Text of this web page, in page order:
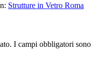
Strutture in Vetro Roma
I campi obbligatori sono